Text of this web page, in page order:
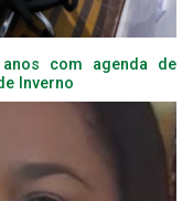
com agenda de
Inverno